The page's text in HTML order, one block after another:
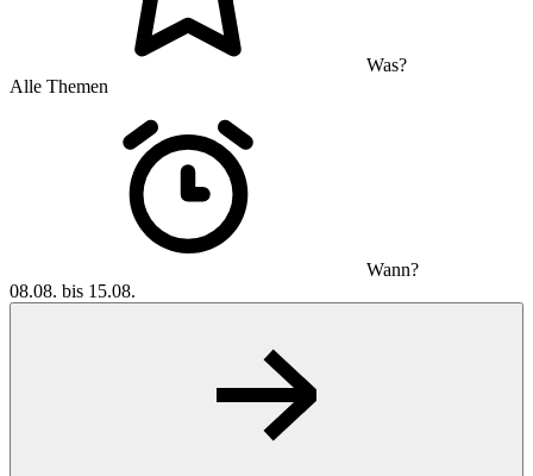
Was?
Alle Themen
Wann?
08.08. bis 15.08.